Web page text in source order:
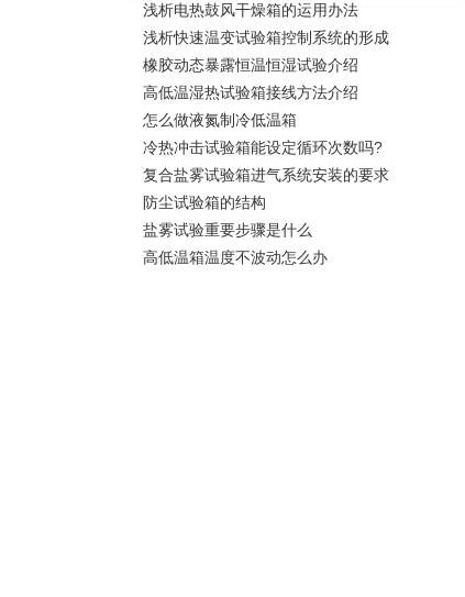
浅析电热鼓风干燥箱的运用办法
浅析快速温变试验箱控制系统的形成
橡胶动态暴露恒温恒湿试验介绍
高低温湿热试验箱接线方法介绍
怎么做液氮制冷低温箱
冷热冲击试验箱能设定循环次数吗?
复合盐雾试验箱进气系统安装的要求
防尘试验箱的结构
盐雾试验重要步骤是什么
高低温箱温度不波动怎么办